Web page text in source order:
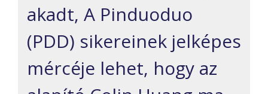
akadt, A Pinduoduo
(PDD) sikereinek jelképes
mércéje lehet, hogy az